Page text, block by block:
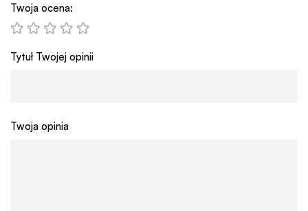
Twoja ocena:
Tytuł Twojej opinii
Twoja opinia